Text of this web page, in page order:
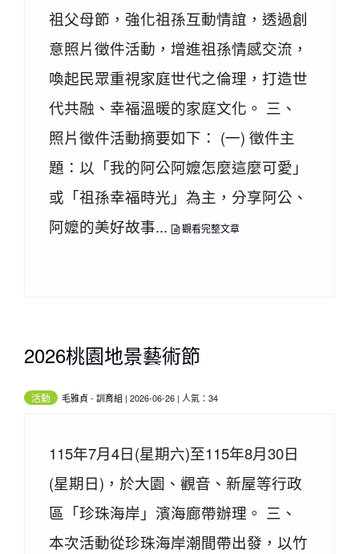
祖父母節，強化祖孫互動情誼，透過創
意照片徵件活動，增進祖孫情感交流，
喚起民眾重視家庭世代之倫理，打造世
代共融、幸福溫暖的家庭文化。 三、
照片徵件活動摘要如下： (一) 徵件主
題：以「我的阿公阿嬤怎麼這麼可愛」
或「祖孫幸福時光」為主，分享阿公、
阿嬤的美好故事...
觀看完整文章
2026桃園地景藝術節
活動 毛雅貞 - 訓育組 | 2026-06-26 | 人氣：34
115年7月4日(星期六)至115年8月30日
(星期日)，於大園、觀音、新屋等行政
區「珍珠海岸」濱海廊帶辦理。 三、
本次活動從珍珠海岸潮間帶出發，以竹